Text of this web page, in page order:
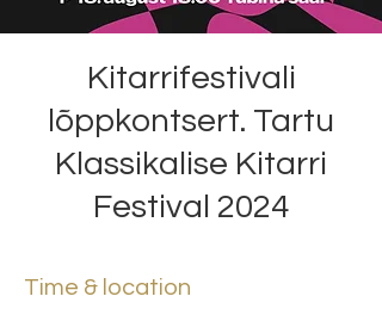
Kitarrifestivali
lõppkontsert. Tartu
Klassikalise Kitarri
Festival 2024
Time & location